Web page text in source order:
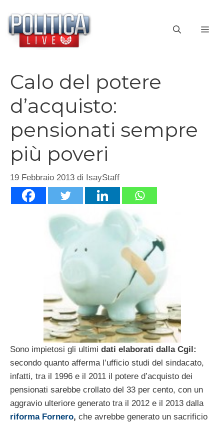
contenuto
Calo del potere
d’acquisto:
pensionati sempre
più poveri
19 Febbraio 2013 di IsayStaff
Sono impietosi gli ultimi dati elaborati dalla Cgil:
secondo quanto afferma l’ufficio studi del sindacato,
infatti, tra il 1996 e il 2011 il potere d’acquisto dei
pensionati sarebbe crollato del 33 per cento, con un
aggravio ulteriore generato tra il 2012 e il 2013 dalla
riforma Fornero, che avrebbe generato un sacrificio